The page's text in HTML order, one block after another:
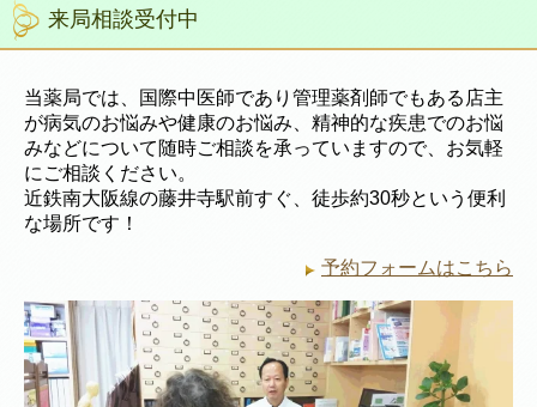
来局相談受付中
当薬局では、国際中医師であり管理薬剤師でもある店主
が病気のお悩みや健康のお悩み、精神的な疾患でのお悩
みなどについて随時ご相談を承っていますので、お気軽
にご相談ください。
近鉄南大阪線の藤井寺駅前すぐ、徒歩約30秒という便利
な場所です！
予約フォームはこちら